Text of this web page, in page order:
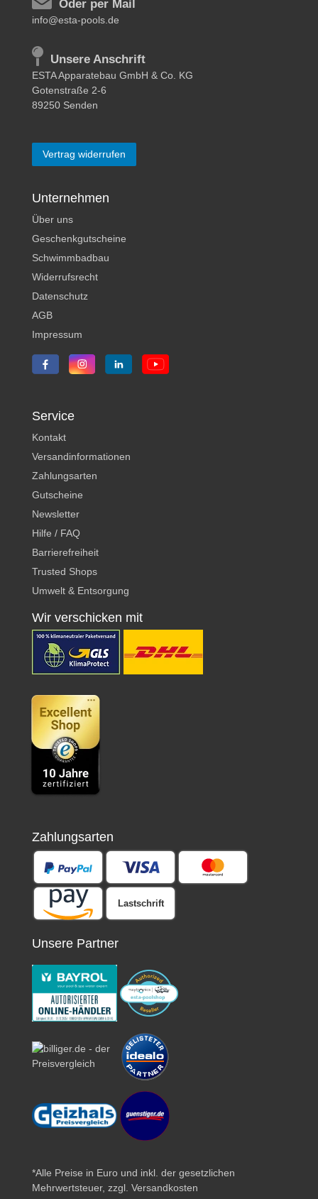
Oder per Mail
info@esta-pools.de
Unsere Anschrift
ESTA Apparatebau GmbH & Co. KG
Gotenstraße 2-6
89250 Senden
Vertrag widerrufen
Unternehmen
Über uns
Geschenkgutscheine
Schwimmbadbau
Widerrufsrecht
Datenschutz
AGB
Impressum
Service
Kontakt
Versandinformationen
Zahlungsarten
Gutscheine
Newsletter
Hilfe / FAQ
Barrierefreiheit
Trusted Shops
Umwelt & Entsorgung
Wir verschicken mit
Zahlungsarten
Lastschrift
Unsere Partner
*Alle Preise in Euro und inkl. der gesetzlichen
Mehrwertsteuer, zzgl. Versandkosten